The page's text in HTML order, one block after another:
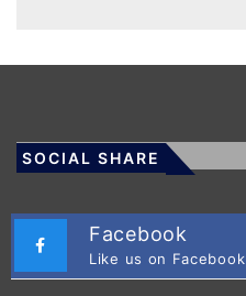
SOCIAL SHARE
Facebook
Like us on Facebook